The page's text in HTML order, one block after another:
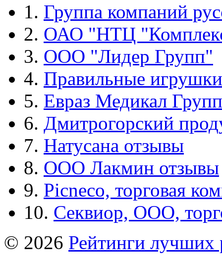
1. Группа компаний
2. ОАО "НТЦ
3. ООО "Лидер Групп"
4. Правильные игрушки
5. Евраз Медикал Групп
6. Дмитрогорский
7. Натусана отзывы
8. ООО Лакмин отзывы
9. Picneco, торговая
10. Секвиор, ООО,
© 2026 Рейтинги лучших